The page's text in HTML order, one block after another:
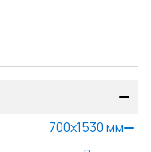
700x1530мм